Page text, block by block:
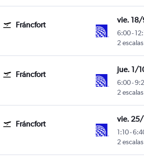
Fráncfort
Internacional de El Salvador
vie. 18/
6:00-
2 escalas
Fráncfort
Internacional de El Salvador
jue. 1/
6:00-
2 escalas
Fráncfort
Internacional de El Salvador
vie.
1:10-
2 escalas